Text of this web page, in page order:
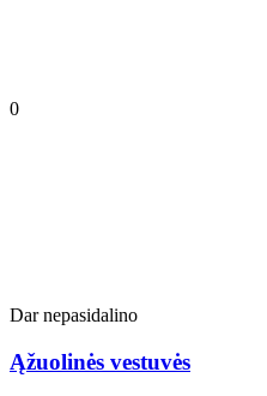
0
Dar nepasidalino
Ąžuolinės vestuvės